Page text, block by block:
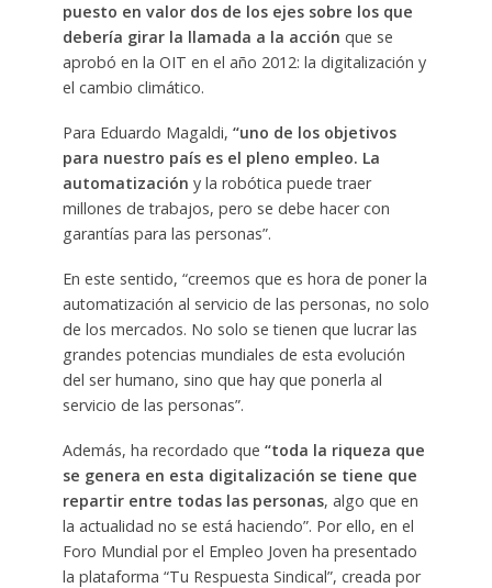
puesto en valor dos de los ejes sobre los que
debería girar la llamada a la acción que se
aprobó en la OIT en el año 2012: la digitalización y
el cambio climático.
Para Eduardo Magaldi, “uno de los objetivos
para nuestro país es el pleno empleo. La
automatización y la robótica puede traer
millones de trabajos, pero se debe hacer con
garantías para las personas”.
En este sentido, “creemos que es hora de poner la
automatización al servicio de las personas, no solo
de los mercados. No solo se tienen que lucrar las
grandes potencias mundiales de esta evolución
del ser humano, sino que hay que ponerla al
servicio de las personas”.
Además, ha recordado que “toda la riqueza que
se genera en esta digitalización se tiene que
repartir entre todas las personas, algo que en
la actualidad no se está haciendo”. Por ello, en el
Foro Mundial por el Empleo Joven ha presentado
la plataforma “Tu Respuesta Sindical”, creada por